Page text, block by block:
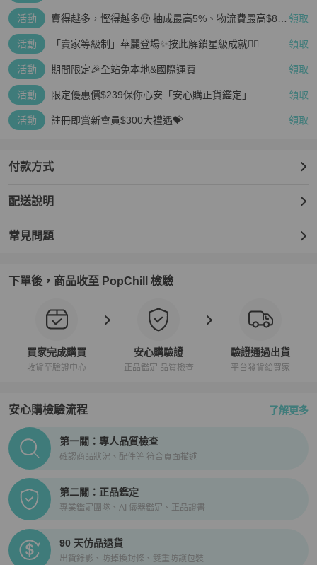
活動
賣得越多，慳得越多🤑 抽成最高5%、物流費最高$800 領取
活動 「賣家等級制」華麗登場✨按此解鎖星級成就👆🏻 領取
活動 期間限定🎉全站免本地&國際運費 領取
活動 限定優惠價$239保你心安「安心購正貨鑑定」 領取
活動 註冊即賞新會員$300大禮遇💝 領取
付款方式
配送說明
常見問題
下單後，商品收至 PopChill 檢驗
買家完成購買
收貨至驗證中心
安心購驗證
正品鑑定 品質檢查
驗證通過出貨
平台發貨給買家
安心購檢驗流程 了解更多
PopChill拍拍圈正品驗證、安心購檢驗流程介紹
第一關：專人品質檢查
確認商品狀況、配件等 符合頁面描述
第二關：正品鑑定
專業鑑定團隊、AI 儀器鑑定、正品證書
90 天仿品退貨
出貨錄影、防掉換封條、雙重防護包裝